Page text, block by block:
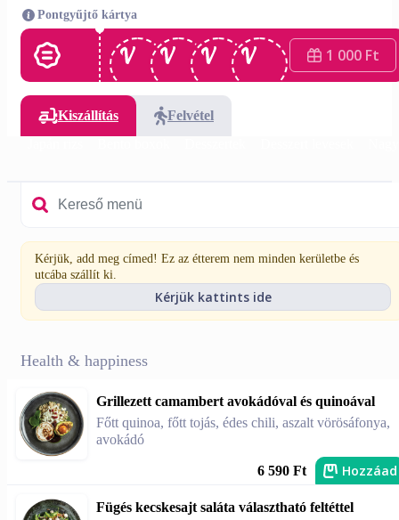
Pontgyűjtő kártya
1 000 Ft
Kiszállítás
Felvétel
Kérjük, add meg címed! Ez az étterem nem minden kerületbe és
utcába szállít ki.
Kérjük kattints ide
Health & happiness
Grillezett camambert avokádóval és quinoával
Főtt quinoa, főtt tojás, édes chili, aszalt vörösáfonya,
avokádó
6 590 Ft Hozzáad
Fügés kecskesajt saláta választható feltéttel